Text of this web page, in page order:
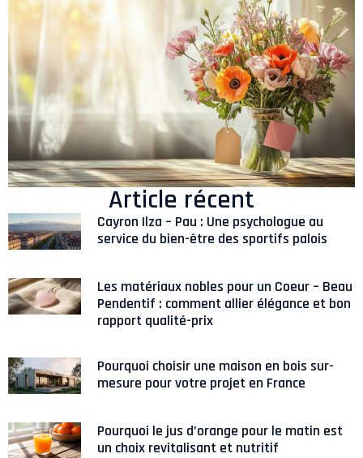
Article récent
Cayron Ilza – Pau : Une psychologue au
service du bien-être des sportifs palois
Les matériaux nobles pour un Coeur – Beau
Pendentif : comment allier élégance et bon
rapport qualité-prix
Pourquoi choisir une maison en bois sur-
mesure pour votre projet en France
Pourquoi le jus d’orange pour le matin est
un choix revitalisant et nutritif